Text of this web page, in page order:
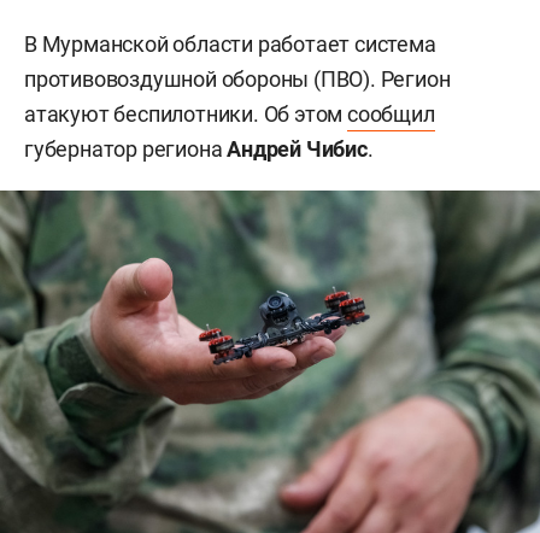
В Мурманской области работает система
противовоздушной обороны (ПВО). Регион
атакуют беспилотники. Об этомсообщил
губернатор регионаАндрей Чибис.